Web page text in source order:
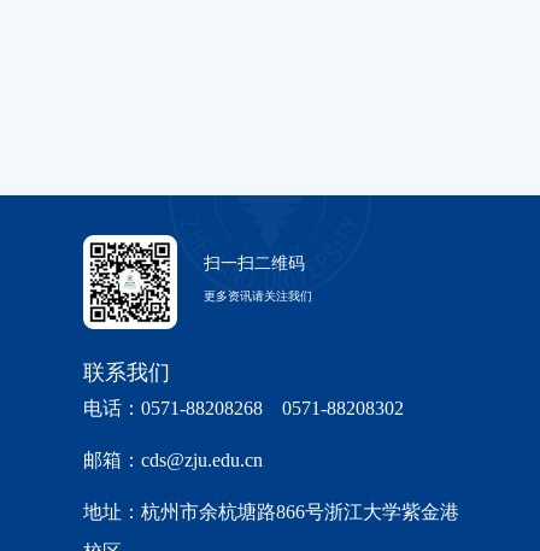
扫一扫二维码
更多资讯请关注我们
联系我们
电话：0571-88208268 0571-88208302
邮箱：cds@zju.edu.cn
地址：杭州市余杭塘路866号浙江大学紫金港